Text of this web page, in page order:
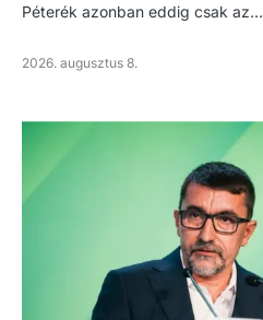
Péterék azonban eddig csak az…
2026. augusztus 8.